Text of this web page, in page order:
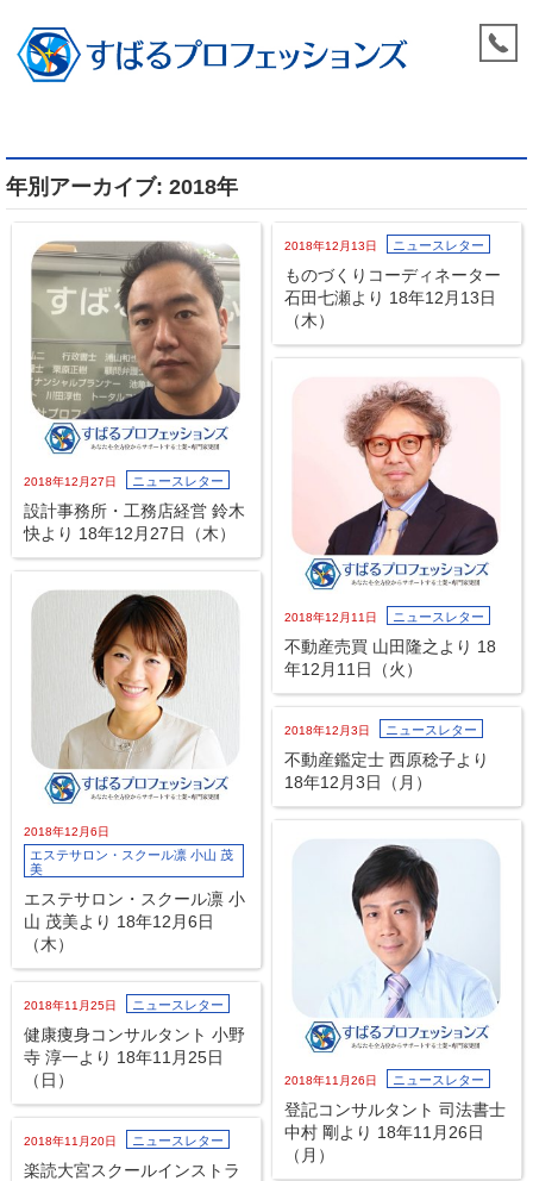
年別アーカイブ: 2018年
2018年12月27日 ニュースレター
設計事務所・工務店経営 鈴木
快より 18年12月27日（木）
2018年12月13日 ニュースレター
ものづくりコーディネーター
石田七瀬より 18年12月13日
（木）
2018年12月11日 ニュースレター
不動産売買 山田隆之より 18
年12月11日（火）
2018年12月6日
エステサロン・スクール凛 小山 茂
美
エステサロン・スクール凛 小
山 茂美より 18年12月6日
（木）
2018年12月3日 ニュースレター
不動産鑑定士 西原稔子より
18年12月3日（月）
2018年11月26日 ニュースレター
登記コンサルタント 司法書士
中村 剛より 18年11月26日
（月）
2018年11月25日 ニュースレター
健康痩身コンサルタント 小野
寺 淳一より 18年11月25日
（日）
2018年11月20日 ニュースレター
楽読大宮スクールインストラ